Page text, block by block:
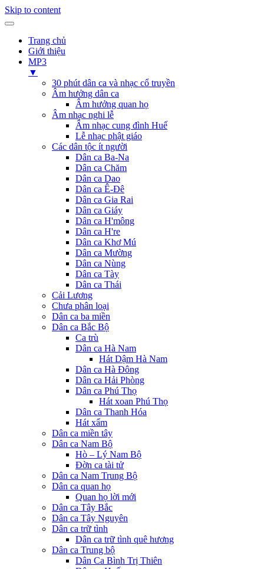
Skip to content
Trang chủ
Giới thiệu
MP3
▼
30 phút dân ca và nhạc cổ truyền
Âm hưởng dân ca
Âm hưởng quan họ
Âm nhạc nghi lễ
Âm nhạc cung đình Huế
Lễ nhạc phật giáo
Các dân tộc ít người
Dân ca Ba-Na
Dân ca Chăm
Dân ca Dao
Dân ca Ê-Đê
Dân ca Gia Rai
Dân ca Giáy
Dân ca H'mông
Dân ca H're
Dân ca Khơ Mú
Dân ca Mường
Dân ca Nùng
Dân ca Tày
Dân ca Thái
Cải Lương
Chưa phân loại
Dân ca ba miền
Dân ca Bắc Bộ
Ca trù
Dân ca Hà Nam
Hát Dậm Hà Nam
Dân ca Hà Đông
Dân ca Hải Phòng
Dân ca Phú Thọ
Hát xoan Phú Thọ
Dân ca Thanh Hóa
Hát xẩm
Dân ca miền tây
Dân ca Nam Bộ
Hò – Lý Nam Bộ
Đờn ca tài tử
Dân ca Nam Trung Bộ
Dân ca quan họ
Quan họ lời mới
Dân ca Tây Bắc
Dân ca Tây Nguyên
Dân ca trữ tình
Dân ca trữ tình quê hương
Dân ca Trung bộ
Dân Ca Bình Trị Thiên